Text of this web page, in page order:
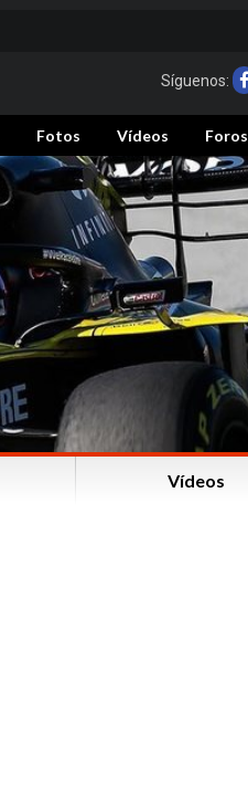
Síguenos:
Fotos Vídeos Foros
Vídeos